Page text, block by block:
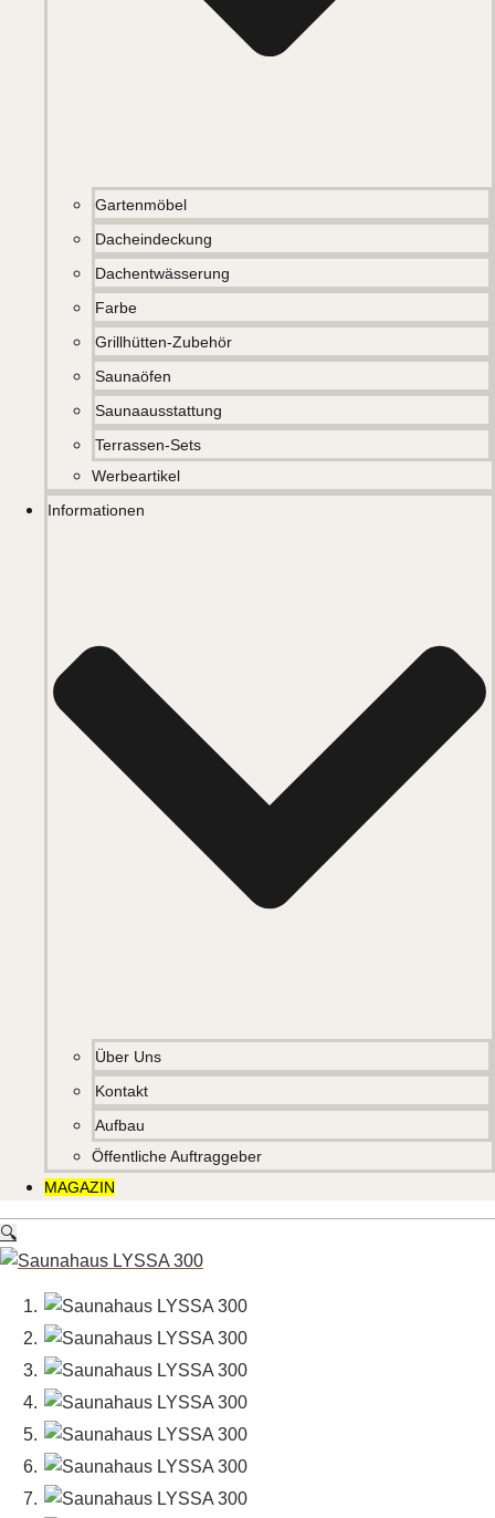
Gartenmöbel
Dacheindeckung
Dachentwässerung
Farbe
Grillhütten-Zubehör
Saunaöfen
Saunaausstattung
Terrassen-Sets
Werbeartikel
Informationen
Über Uns
Kontakt
Aufbau
Öffentliche Auftraggeber
MAGAZIN
🔍